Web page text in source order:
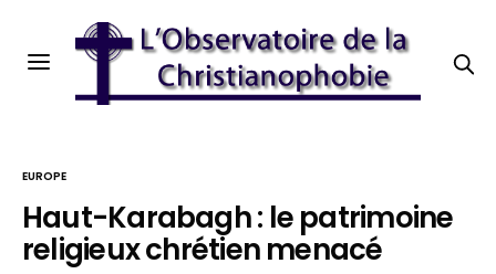
EUROPE
Haut-Karabagh : le patrimoine
religieux chrétien menacé